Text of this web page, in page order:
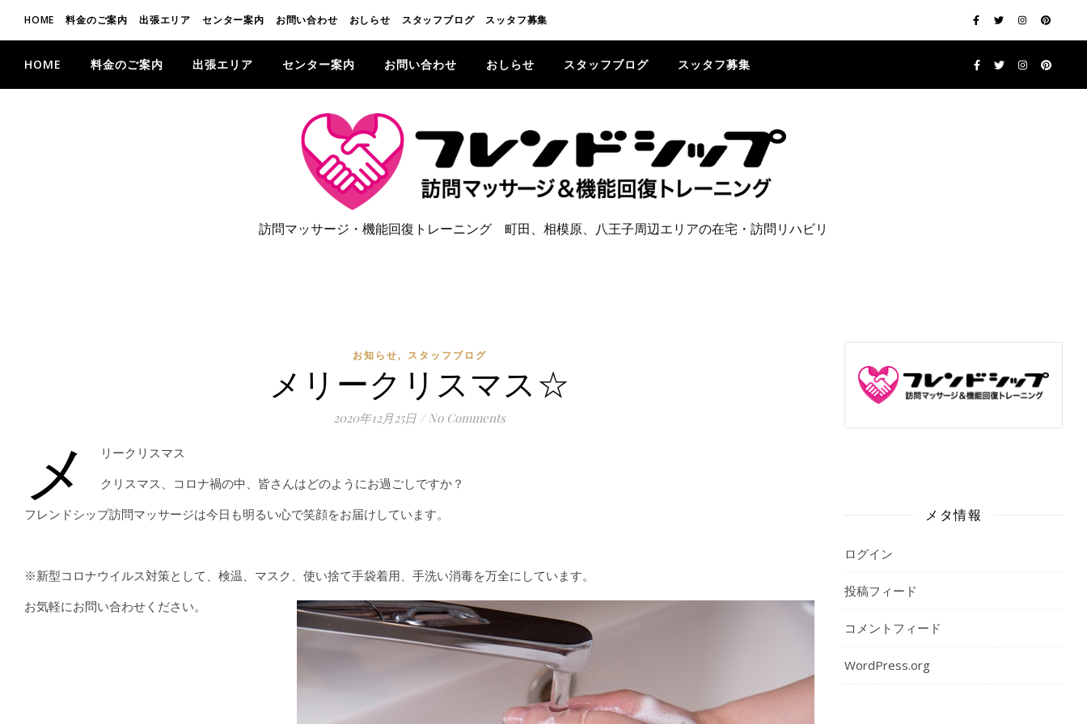
HOME 料金のご案内 出張エリア センター案内 お問い合わせ おしらせ スタッフブログ スッタフ募集
HOME 料金のご案内 出張エリア センター案内 お問い合わせ おしらせ スタッフブログ スッタフ募集
訪問マッサージ・機能回復トレーニング 町田、相模原、八王子周辺エリアの在宅・訪問リハビリ
お知らせ, スタッフブログ
メリークリスマス☆
2020年12月25日 / No Comments
メ
リークリスマス
クリスマス、コロナ禍の中、皆さんはどのようにお過ごしですか？
フレンドシップ訪問マッサージは今日も明るい心で笑顔をお届けしています。
※新型コロナウイルス対策として、検温、マスク、使い捨て手袋着用、手洗い消毒を万全にしています。
お気軽にお問い合わせください。
メタ情報
ログイン
投稿フィード
コメントフィード
WordPress.org